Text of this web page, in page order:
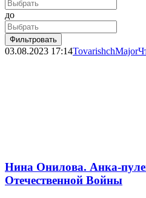
до
Фильтровать
03.08.2023 17:14TovarishchMajor
Нина Онилова. Анка-
Отечественной Войны